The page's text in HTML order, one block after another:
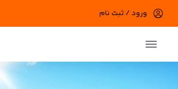
ورود / ثبت نام